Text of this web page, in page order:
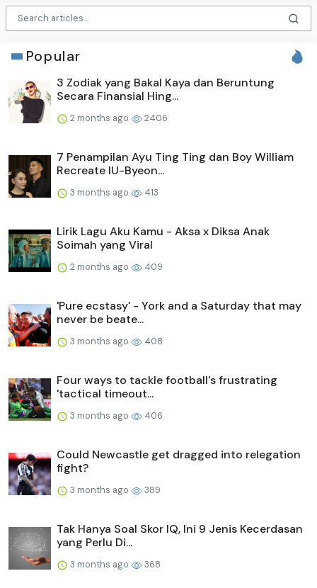
Popular
3 Zodiak yang Bakal Kaya dan Beruntung
Secara Finansial Hing...
2 months ago 2406
7 Penampilan Ayu Ting Ting dan Boy William
Recreate IU-Byeon...
3 months ago 413
Lirik Lagu Aku Kamu - Aksa x Diksa Anak
Soimah yang Viral
2 months ago 409
'Pure ecstasy' - York and a Saturday that may
never be beate...
3 months ago 408
Four ways to tackle football's frustrating
'tactical timeout...
3 months ago 406
Could Newcastle get dragged into relegation
fight?
3 months ago 389
Tak Hanya Soal Skor IQ, Ini 9 Jenis Kecerdasan
yang Perlu Di...
3 months ago 368